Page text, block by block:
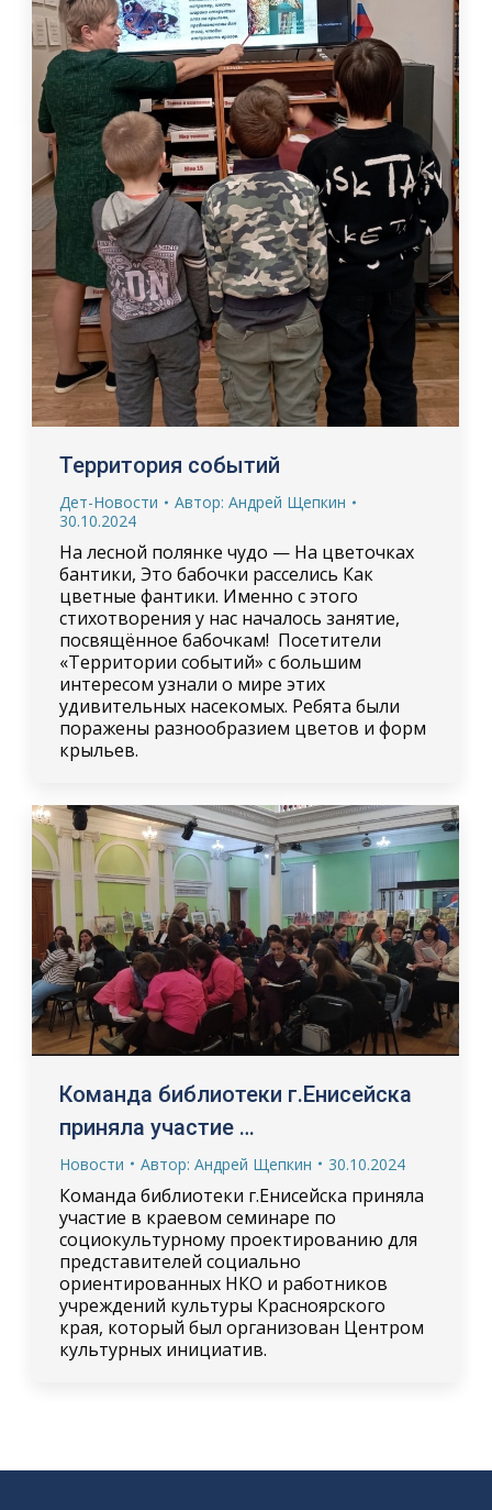
Территория событий
Дет-Новости Автор: Андрей Щепкин
30.10.2024
На лесной полянке чудо — На цветочках
бантики, Это бабочки расселись Как
цветные фантики. Именно с этого
стихотворения у нас началось занятие,
посвящённое бабочкам! Посетители
«Территории событий» с большим
интересом узнали о мире этих
удивительных насекомых. Ребята были
поражены разнообразием цветов и форм
крыльев.
Команда библиотеки г.Енисейска
приняла участие …
Новости Автор: Андрей Щепкин 30.10.2024
Команда библиотеки г.Енисейска приняла
участие в краевом семинаре по
социокультурному проектированию для
представителей социально
ориентированных НКО и работников
учреждений культуры Красноярского
края, который был организован Центром
культурных инициатив.